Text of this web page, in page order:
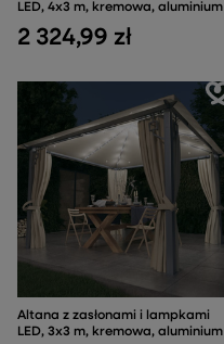
LED, 4x3 m, kremowa, aluminium
2 324,99 zł
Altana z zasłonami i lampkami
LED, 3x3 m, kremowa, aluminium